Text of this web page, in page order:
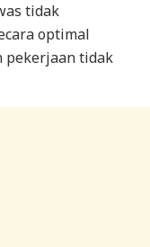
tidak
optimal
pekerjaan tidak